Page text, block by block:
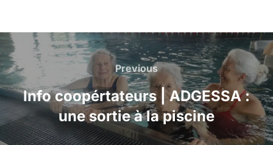
Navigation
de
l’article
Previous
Previous
Info coopértateurs | ADGESSA :
une sortie à la piscine